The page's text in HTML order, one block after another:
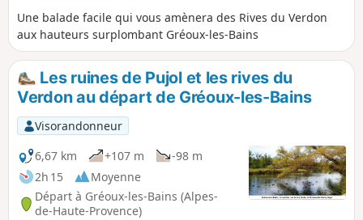
Une balade facile qui vous amènera des Rives du Verdon
aux hauteurs surplombant Gréoux-les-Bains
Les ruines de Pujol et les rives du
Verdon au départ de Gréoux-les-Bains
Visorandonneur
6,67 km
+107 m
-98 m
2h 15
Moyenne
Départ à Gréoux-les-Bains (Alpes-
de-Haute-Provence)